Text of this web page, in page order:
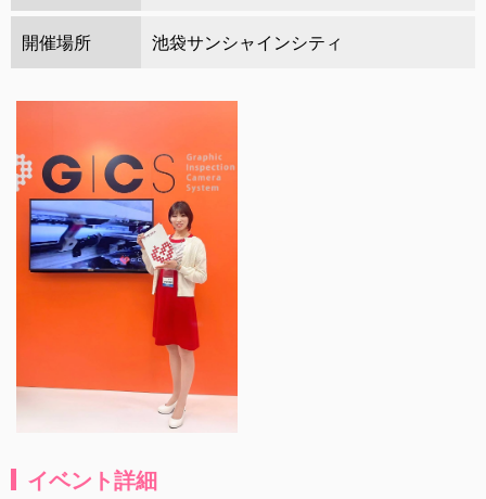
開催場所 池袋サンシャインシティ
イベント詳細